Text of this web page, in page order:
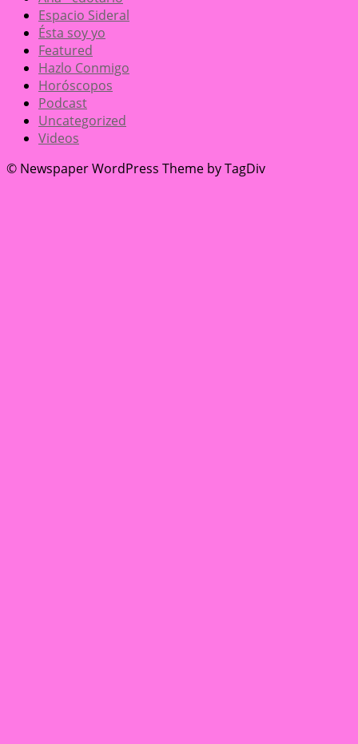
Espacio Sideral
Ésta soy yo
Featured
Hazlo Conmigo
Horóscopos
Podcast
Uncategorized
Videos
© Newspaper WordPress Theme by TagDiv